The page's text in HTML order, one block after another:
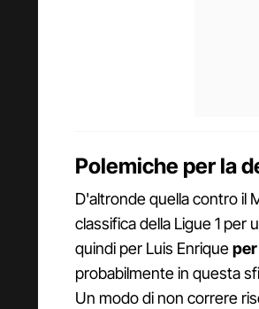
Polemiche per la
D'altronde quella contro il
classifica della Ligue 1 per
quindi per Luis Enrique
probabilmente in questa
Un modo di non correre